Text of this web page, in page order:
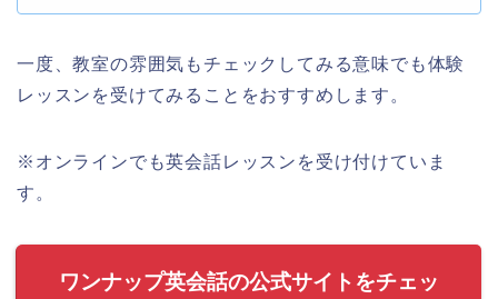
一度、教室の雰囲気もチェックしてみる意味でも体験
レッスンを受けてみることをおすすめします。
※オンラインでも英会話レッスンを受け付けていま
す。
ワンナップ英会話の公式サイトをチェッ